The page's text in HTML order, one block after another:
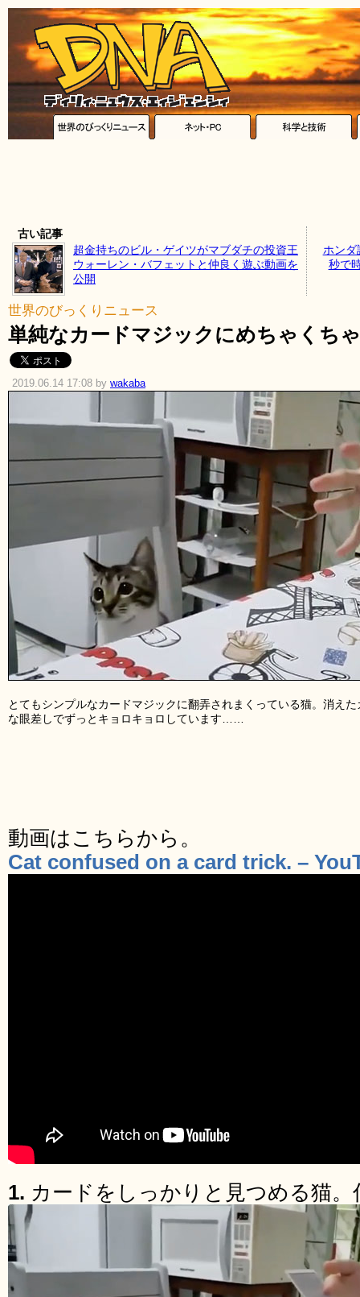
古い記事
超金持ちのビル・ゲイツがマブダチの投資王
ウォーレン・バフェットと仲良く遊ぶ動画を
公開
ホン
秒で
世界のびっくりニュース
単純なカードマジックにめちゃくち
2019.06.14 17:08 by wakaba
とてもシンプルなカードマジックに翻弄されまくっている猫。消え
な眼差しでずっとキョロキョロしています……
動画はこちらから。
Cat confused on a card trick. –
1. カードをしっかりと見つめる猫